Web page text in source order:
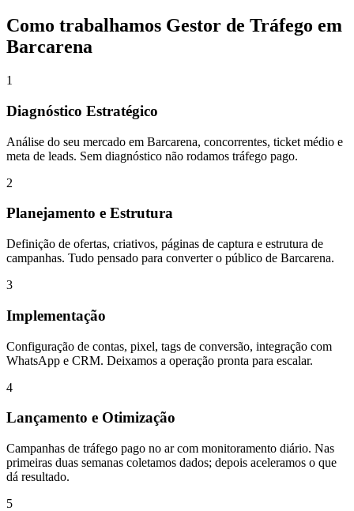
Como trabalhamos Gestor de Tráfego em
Barcarena
1
Diagnóstico Estratégico
Análise do seu mercado em Barcarena, concorrentes, ticket médio e
meta de leads. Sem diagnóstico não rodamos tráfego pago.
2
Planejamento e Estrutura
Definição de ofertas, criativos, páginas de captura e estrutura de
campanhas. Tudo pensado para converter o público de Barcarena.
3
Implementação
Configuração de contas, pixel, tags de conversão, integração com
WhatsApp e CRM. Deixamos a operação pronta para escalar.
4
Lançamento e Otimização
Campanhas de tráfego pago no ar com monitoramento diário. Nas
primeiras duas semanas coletamos dados; depois aceleramos o que
dá resultado.
5